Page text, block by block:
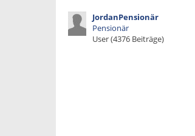
JordanPensionär
Pensionär
User (4376 Beiträge)